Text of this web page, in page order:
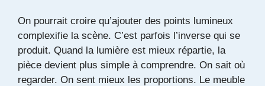
On pourrait croire qu’ajouter des points lumineux
complexifie la scène. C’est parfois l’inverse qui se
produit. Quand la lumière est mieux répartie, la
pièce devient plus simple à comprendre. On sait où
regarder. On sent mieux les proportions. Le meuble